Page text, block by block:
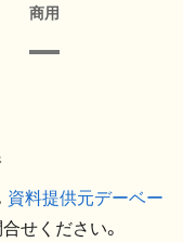
商用
資料提供元デーベー
せください。